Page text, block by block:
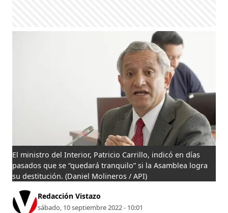
El ministro del Interior, Patricio Carrillo, indicó en días
pasados que se “quedará tranquilo” si la Asamblea logra
su destitución. (Daniel Molineros / API)
Redacción Vistazo
sábado, 10 septiembre 2022 - 10:01